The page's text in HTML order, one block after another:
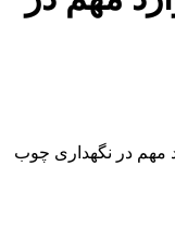
مهم در نگهداری چوب